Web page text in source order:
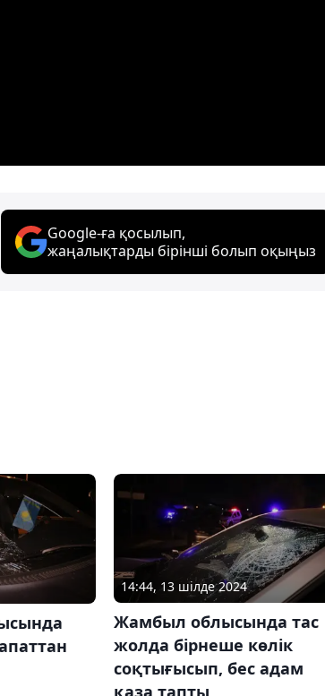
Google-ға қосылып,
жаңалықтарды бірінші болып оқыңыз
14:44, 13 шілде 2024
Жамбыл облысында тас
жолда бірнеше көлік
соқтығысып, бес адам
қаза тапты